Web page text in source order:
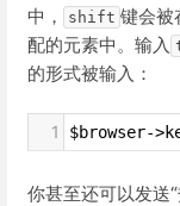
中，
shift 键会被
配的元素中。输入
的形式被输入：
1
你甚至还可以发送